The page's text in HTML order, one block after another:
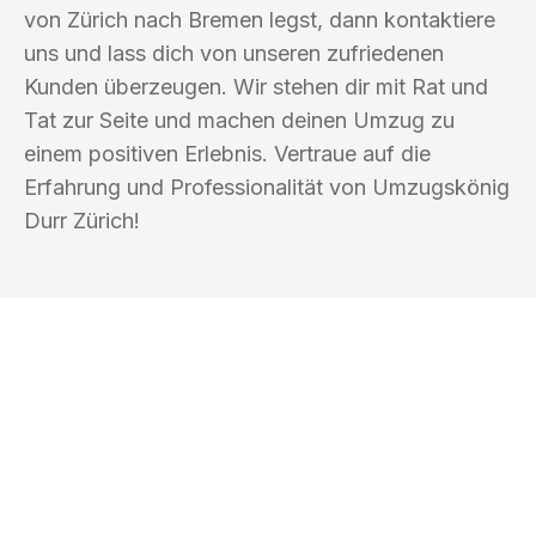
von Zürich nach Bremen legst, dann kontaktiere
uns und lass dich von unseren zufriedenen
Kunden überzeugen. Wir stehen dir mit Rat und
Tat zur Seite und machen deinen Umzug zu
einem positiven Erlebnis. Vertraue auf die
Erfahrung und Professionalität von Umzugskönig
Durr Zürich!